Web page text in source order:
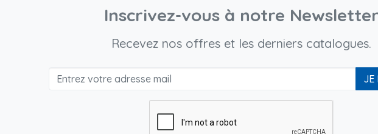
Inscrivez-vous à notre
Recevez nos offres et les derniers catalogues.
JE